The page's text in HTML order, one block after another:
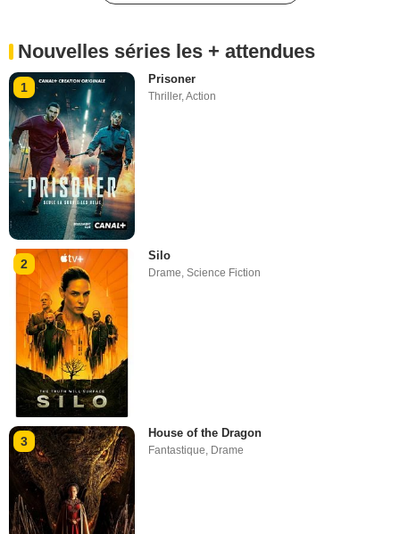
Nouvelles séries les + attendues
1
Prisoner
Thriller,Action
2
Silo
Drame,Science Fiction
3
House of the Dragon
Fantastique Drame